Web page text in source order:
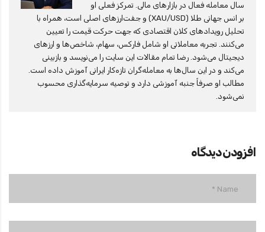
سال معامله فعال در بازارهای مالی. تمرکز فعلی او
بر انس جهانی طلا (XAU/USD) و جفت‌ارزهای اصلی است، همراه با
تحلیل رویدادهای کلان اقتصادی که جهت حرکت قیمت را تعیین
می‌کنند. تجربه معاملاتی او شامل فارکس، سهام، شاخص‌ها و ارزهای
دیجیتال می‌شود. رضا تمام مقالات این سایت را می‌نویسد و بازبینی
می‌کند و در این سال‌ها به معامله‌گران تازه‌کار ایرانی آموزش داده است.
مطالب او صرفاً جنبه آموزشی دارد و توصیه سرمایه‌گذاری محسوب
نمی‌شود.
افزودن دیدگاه